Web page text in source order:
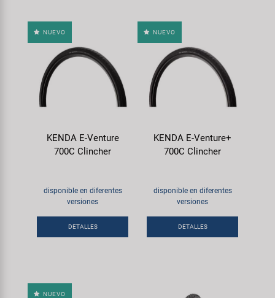
NUEVO
KENDA E-Venture
700C Clincher
disponible en diferentes
versiones
DETALLES
NUEVO
KENDA E-Venture+
700C Clincher
disponible en diferentes
versiones
DETALLES
NUEVO